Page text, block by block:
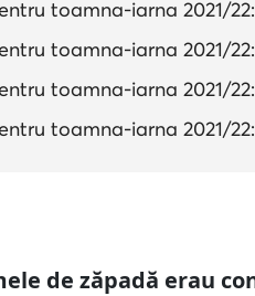
toamna-iarna 2021/
toamna-iarna 2021/
toamna-iarna 2021/
toamna-iarna 2021/
de zăpadă erau